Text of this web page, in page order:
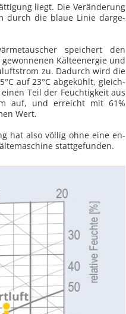
liegt. Die Ver­än­de­rung
durch die blaue Linie dar­ge­
spei­chert den
Käl­teen­er­gie und
zu. Da­durch wird die
auf 23°C ab­ge­kühlt, gleich­
Teil der Feuch­tig­keit aus
auf, und er­reicht mit 61%
Wert.
hat also völ­lig ohne eine en­
statt­ge­fun­den.